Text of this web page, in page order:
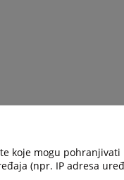
koje mogu
(npr. IP adresa